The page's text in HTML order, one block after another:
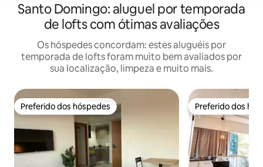
Santo Domingo: aluguel por temporada
de lofts com ótimas avaliações
Os hóspedes concordam: estes aluguéis por
temporada de lofts foram muito bem avaliados por
sua localização, limpeza e muito mais.
Preferido dos hóspedes
Preferido dos hóspedes Preferido dos
Preferido dos